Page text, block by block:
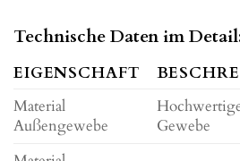
Technische Daten im
EIGENSCHAFT
Material
Außengewebe
Gewebe